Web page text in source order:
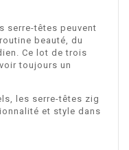
serre-têtes peuvent
beauté, du
Ce lot de trois
toujours un
les serre-têtes zig
et style dans